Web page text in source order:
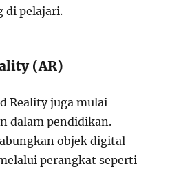
di pelajari.
(AR)
Reality juga mulai
dalam pendidikan.
objek digital
perangkat seperti